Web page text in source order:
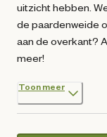
uitzicht hebben.
de paardenweide
aan de overkant?
meer!
Toon meer